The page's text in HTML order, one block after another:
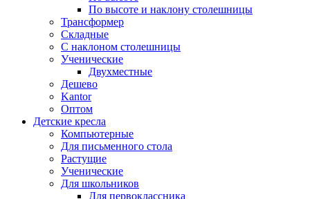
По высоте и наклону столешницы
Трансформер
Складные
С наклоном столешницы
Ученические
Двухместные
Дешево
Kantor
Оптом
Детские кресла
Компьютерные
Для письменного стола
Растущие
Ученические
Для школьников
Для первоклассника